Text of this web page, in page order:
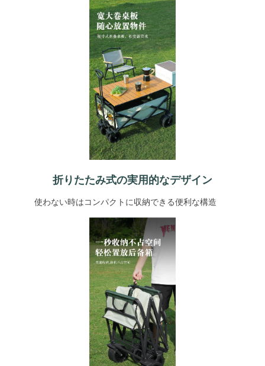
折りたたみ式の実用的なデザイン
使わない時はコンパクトに収納できる便利な構造